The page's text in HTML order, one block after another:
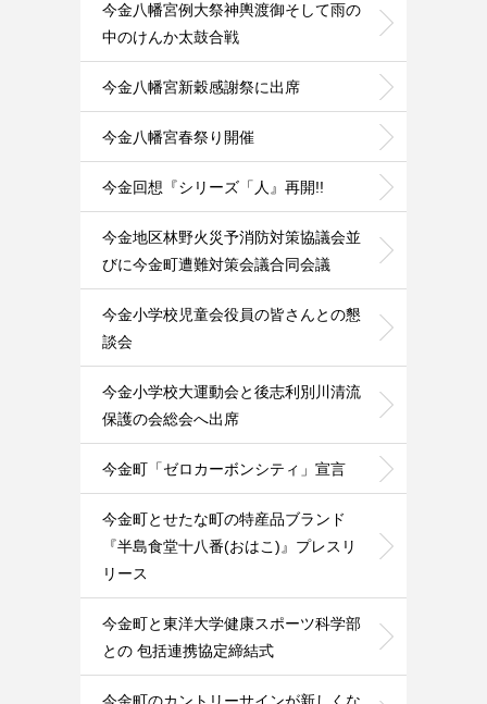
今金八幡宮例大祭神輿渡御そして雨の
中のけんか太鼓合戦
今金八幡宮新穀感謝祭に出席
今金八幡宮春祭り開催
今金回想『シリーズ「人』再開!!
今金地区林野火災予消防対策協議会並
びに今金町遭難対策会議合同会議
今金小学校児童会役員の皆さんとの懇
談会
今金小学校大運動会と後志利別川清流
保護の会総会へ出席
今金町「ゼロカーボンシティ」宣言
今金町とせたな町の特産品ブランド
『半島食堂十八番(おはこ)』プレスリ
リース
今金町と東洋大学健康スポーツ科学部
との 包括連携協定締結式